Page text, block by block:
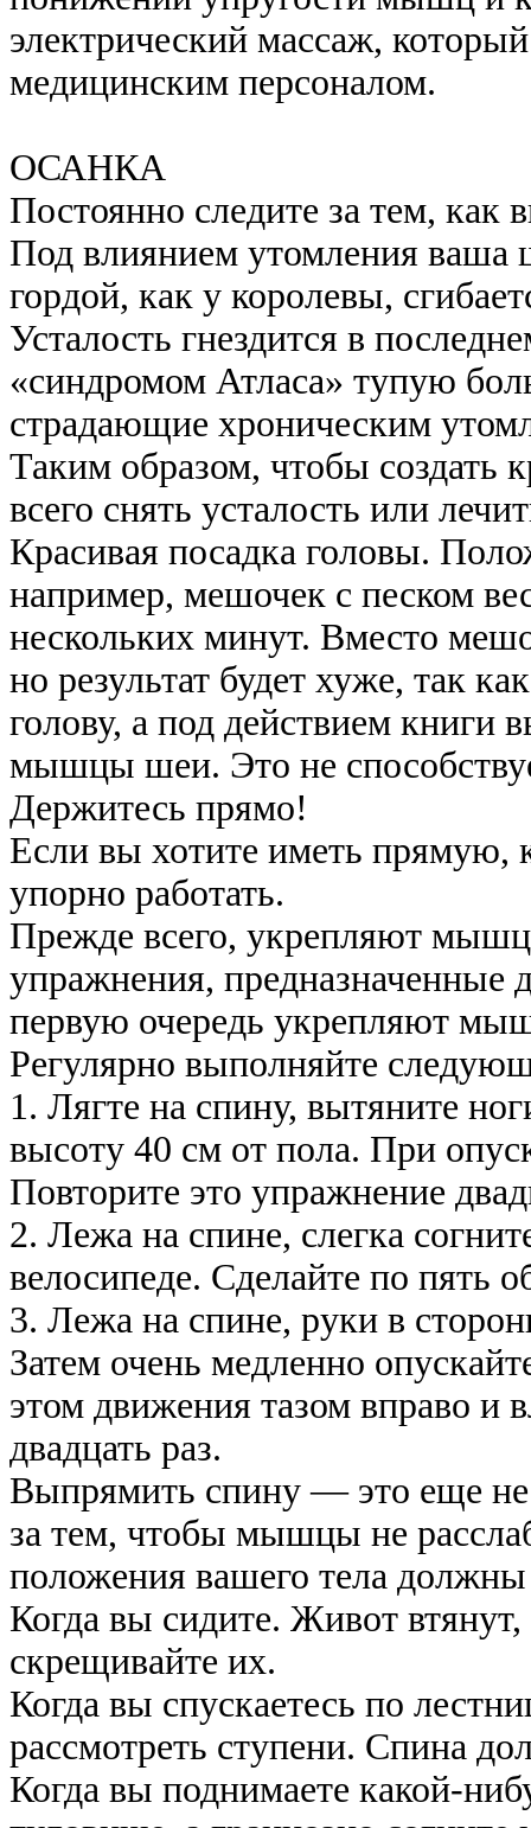
электрический массаж,
медицинским персоналом.
ОСАНКА
Постоянно следите за тем, как
Под влиянием утомления ваша
гордой, как у королевы,
Усталость гнездится в
«синдромом Атласа» тупую
страдающие хроническим
Таким образом, чтобы создать
всего снять усталость или
Красивая посадка головы.
например, мешочек с песком
нескольких минут. Вместо
но результат будет хуже, так
голову, а под действием книги
мышцы шеи. Это не
Держитесь прямо!
Если вы хотите иметь прямую,
упорно работать.
Прежде всего, укрепляют
упражнения, предназначенные
первую очередь укрепляют
Регулярно выполняйте
1. Лягте на спину, вытяните
высоту 40 см от пола. При
Повторите это упражнение
2. Лежа на спине, слегка
велосипеде. Сделайте по пять
3. Лежа на спине, руки в
Затем очень медленно
этом движения тазом вправо и
двадцать раз.
Выпрямить спину — это еще не
за тем, чтобы мышцы не
положения вашего тела
Когда вы сидите. Живот
скрещивайте их.
Когда вы спускаетесь по
рассмотреть ступени. Спина
Когда вы поднимаете какой-